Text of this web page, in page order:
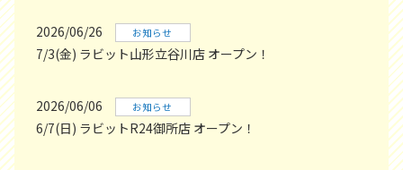
2026/06/26 お知らせ
7/3(金) ラビット山形立谷川店 オープン！
2026/06/06 お知らせ
6/7(日) ラビットR24御所店 オープン！